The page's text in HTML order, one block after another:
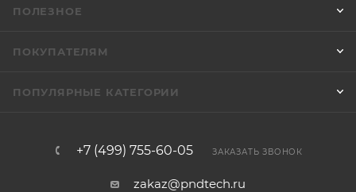
ПОЛЕЗНОЕ
ПОКУПАТЕЛЯМ
ПОПУЛЯРНЫЕ КАТЕГОРИИ
+7 (499) 755-60-05 ЗАКАЗАТЬ ЗВОНОК
zakaz@pndtech.ru